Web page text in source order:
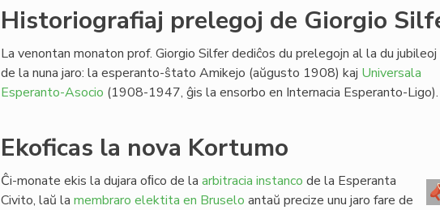
Historiografiaj prelegoj de Giorgio
La venontan monaton prof. Giorgio Silfer dediĉos du prelegojn al la du jubileoj
de la nuna jaro: la esperanto-ŝtato Amikejo (aŭgusto 1908) kaj Universala
Esperanto-Asocio (1908-1947, ĝis la ensorbo en Internacia Esperanto-Ligo).
Ekoficas la nova Kortumo
Ĉi-monate ekis la dujara oﬁco de la arbitracia instanco de la Esperanta
Civito, laŭ la membraro elektita en Bruselo antaŭ precize unu jaro fare de